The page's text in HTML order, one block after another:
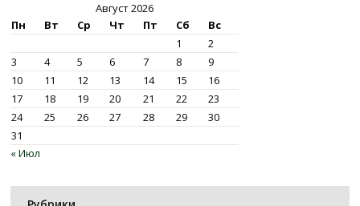
Август 2026
Пн
Вт Ср Чт Пт Сб
Вс
1
2
3
4 5 6 7 8
9
10
11 12 13 14 15
16
17
18 19 20 21 22
23
24
25 26 27 28 29
30
31
« Июл